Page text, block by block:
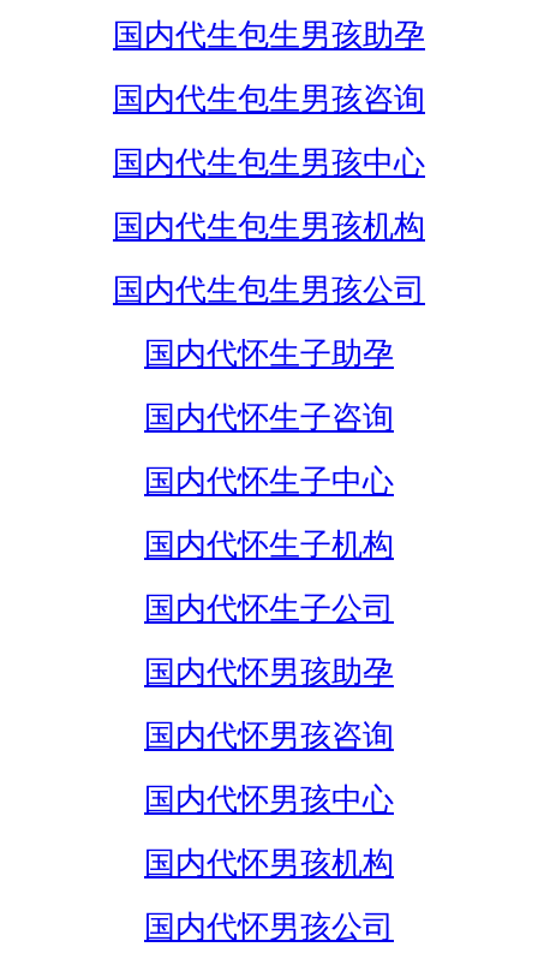
国内代生包生男孩助孕
国内代生包生男孩咨询
国内代生包生男孩中心
国内代生包生男孩机构
国内代生包生男孩公司
国内代怀生子助孕
国内代怀生子咨询
国内代怀生子中心
国内代怀生子机构
国内代怀生子公司
国内代怀男孩助孕
国内代怀男孩咨询
国内代怀男孩中心
国内代怀男孩机构
国内代怀男孩公司